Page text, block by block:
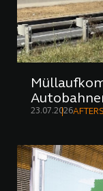
23.07.2026